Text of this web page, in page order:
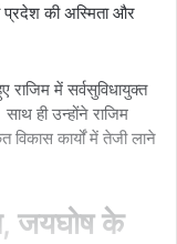
प्रदेश की अस्मिता और
में सर्वसुविधायुक्त
ही उन्होंने राजिम
विकास कार्यों में तेजी लाने
जयघोष के